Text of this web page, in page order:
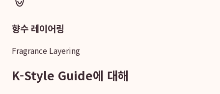
향수 레이어링
Fragrance Layering
K-Style Guide에 대해